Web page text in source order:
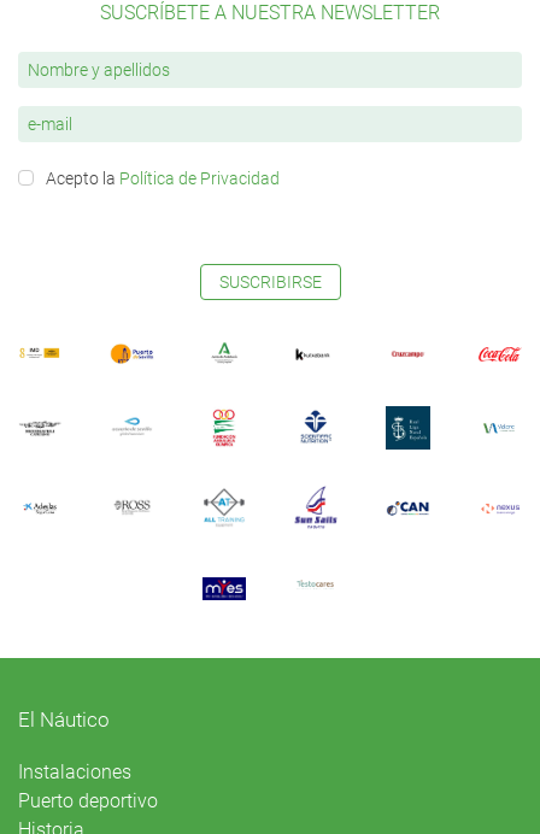
SUSCRÍBETE A NUESTRA NEWSLETTER
Acepto la Política de Privacidad
SUSCRIBIRSE
El Náutico
Instalaciones
Puerto deportivo
Historia